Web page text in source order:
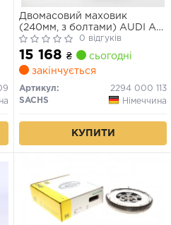
Двомасовий маховик
(240мм, з болтами) AUDI A3,
A6 C6 SEAT ALTEA, ALTEA
XL, LEON, TOLEDO III SKODA
OCTAVIA II, SUPERB II, YETI
VW CADDY III, EOS, GOLF
PLUS V, GOLF V, GOLF VI
1.9D/2.0D 02.03-07.18
0 відгуків
15 168 ₴
сьогодні
закінчується
Артикул:
2294 000 113
SACHS
Німеччина
КУПИТИ